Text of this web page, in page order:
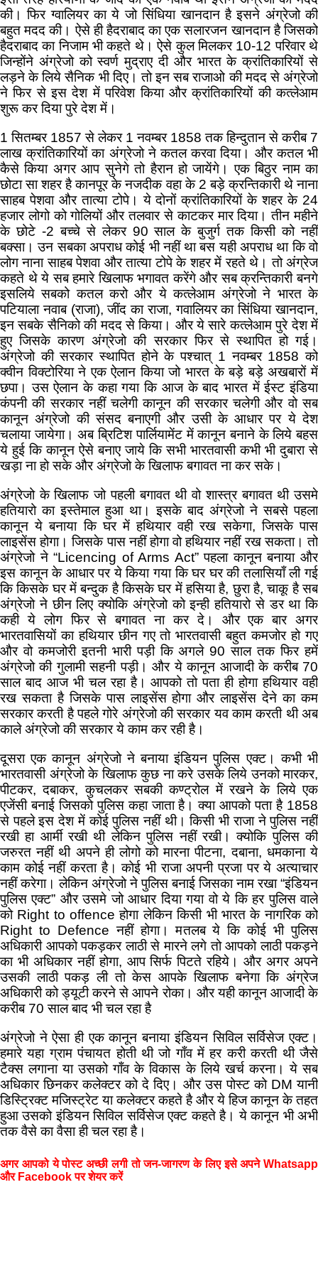
की। फिर ग्वालियर का ये जो सिंधिया खानदान है इसने अंग्रेजो की
बहुत मदद की। ऐसे ही हैदराबाद का एक सलारजन खानदान है जिसको
हैदराबाद का निजाम भी कहते थे। ऐसे कुल मिलकर 10-12 परिवार थे
जिन्होंने अंग्रेजो को स्वर्ण मुद्राए दी और भारत के क्रांतिकारियों से
लड़ने के लिये सैनिक भी दिए। तो इन सब राजाओ की मदद से अंग्रेजो
ने फिर से इस देश में परिवेश किया और क्रांतिकारियों की कत्लेआम
शुरू कर दिया पुरे देश में।
1 सितम्बर 1857 से लेकर 1 नवम्बर 1858 तक हिन्दुतान से करीब 7
लाख क्रांतिकारियों का अंग्रेजो ने कतल करवा दिया। और कतल भी
कैसे किया अगर आप सुनेगे तो हैरान हो जायेंगे। एक बिठुर नाम का
छोटा सा शहर है कानपूर के नजदीक वहा के 2 बड़े क्रन्तिकारी थे नाना
साहब पेशवा और तात्या टोपे। ये दोनों क्रांतिकारियों के शहर के 24
हजार लोगो को गोलियों और तलवार से काटकर मार दिया। तीन महीने
के छोटे -2 बच्चे से लेकर 90 साल के बुजुर्ग तक किसी को नहीं
बक्सा। उन सबका अपराध कोई भी नहीं था बस यही अपराध था कि वो
लोग नाना साहब पेशवा और तात्या टोपे के शहर में रहते थे। तो अंग्रेज
कहते थे ये सब हमारे खिलाफ भगावत करेंगे और सब क्रन्तिकारी बनगे
इसलिये सबको कतल करो और ये कत्लेआम अंग्रेजो ने भारत के
पटियाला नवाब (राजा), जींद का राजा, गवालियर का सिंधिया खानदान,
इन सबके सैनिको की मदद से किया। और ये सारे कत्लेआम पुरे देश में
हुए जिसके कारण अंग्रेजो की सरकार फिर से स्थापित हो गई।
अंग्रेजो की सरकार स्थापित होने के पश्चात् 1 नवम्बर 1858 को
क्वीन विक्टोरिया ने एक ऐलान किया जो भारत के बड़े बड़े अखबारों में
छपा। उस ऐलान के कहा गया कि आज के बाद भारत में ईस्ट इंडिया
कंपनी की सरकार नहीं चलेगी कानून की सरकार चलेगी और वो सब
कानून अंग्रेजो की संसद बनाएगी और उसी के आधार पर ये देश
चलाया जायेगा। अब ब्रिटिश पार्लियामेंट में कानून बनाने के लिये बहस
ये हुई कि कानून ऐसे बनाए जाये कि सभी भारतवासी कभी भी दुबारा से
खड़ा ना हो सके और अंग्रेजो के खिलाफ बगावत ना कर सके।
अंग्रेजो के खिलाफ जो पहली बगावत थी वो शास्त्र बगावत थी उसमे
हतियारो का इस्तेमाल हुआ था। इसके बाद अंग्रेजो ने सबसे पहला
कानून ये बनाया कि घर में हथियार वही रख सकेगा, जिसके पास
लाइसेंस होगा। जिसके पास नहीं होगा वो हथियार नहीं रख सकता। तो
अंग्रेजो ने “Licencing of Arms Act” पहला कानून बनाया और
इस कानून के आधार पर ये किया गया कि घर घर की तलासियाँ ली गई
कि किसके घर में बन्दुक है किसके घर में हसिया है, छुरा है, चाकू है सब
अंग्रेजो ने छीन लिए क्योकि अंग्रेजो को इन्ही हतियारो से डर था कि
कही ये लोग फिर से बगावत ना कर दे। और एक बार अगर
भारतवासियों का हथियार छीन गए तो भारतवासी बहुत कमजोर हो गए
और वो कमजोरी इतनी भारी पड़ी कि अगले 90 साल तक फिर हमें
अंग्रेजो की गुलामी सहनी पड़ी। और ये कानून आजादी के करीब 70
साल बाद आज भी चल रहा है। आपको तो पता ही होगा हथियार वही
रख सकता है जिसके पास लाइसेंस होगा और लाइसेंस देने का कम
सरकार करती है पहले गोरे अंग्रेजो की सरकार यव काम करती थी अब
काले अंग्रेजो की सरकार ये काम कर रही है।
दूसरा एक कानून अंग्रेजो ने बनाया इंडियन पुलिस एक्ट। कभी भी
भारतवासी अंग्रेजो के खिलाफ कुछ ना करे उसके लिये उनको मारकर,
पीटकर, दबाकर, कुचलकर सबकी कण्ट्रोल में रखने के लिये एक
एजेंसी बनाई जिसको पुलिस कहा जाता है। क्या आपको पता है 1858
से पहले इस देश में कोई पुलिस नहीं थी। किसी भी राजा ने पुलिस नहीं
रखी हा आर्मी रखी थी लेकिन पुलिस नहीं रखी। क्योकि पुलिस की
जरुरत नहीं थी अपने ही लोगो को मारना पीटना, दबाना, धमकाना ये
काम कोई नहीं करता है। कोई भी राजा अपनी प्रजा पर ये अत्याचार
नहीं करेगा। लेकिन अंग्रेजो ने पुलिस बनाई जिसका नाम रखा “इंडियन
पुलिस एक्ट” और उसमे जो आधार दिया गया वो ये कि हर पुलिस वाले
को Right to offence होगा लेकिन किसी भी भारत के नागरिक को
Right to Defence नहीं होगा। मतलब ये कि कोई भी पुलिस
अधिकारी आपको पकड़कर लाठी से मारने लगे तो आपको लाठी पकड़ने
का भी अधिकार नहीं होगा, आप सिर्फ पिटते रहिये। और अगर अपने
उसकी लाठी पकड़ ली तो केस आपके खिलाफ बनेगा कि अंग्रेज
अधिकारी को ड्यूटी करने से आपने रोका। और यही कानून आजादी के
करीब 70 साल बाद भी चल रहा है
अंग्रेजो ने ऐसा ही एक कानून बनाया इंडियन सिविल सर्विसेज एक्ट।
हमारे यहा ग्राम पंचायत होती थी जो गाँव में हर करी करती थी जैसे
टैक्स लगाना या उसको गाँव के विकास के लिये खर्च करना। ये सब
अधिकार छिनकर कलेक्टर को दे दिए। और उस पोस्ट को DM यानी
डिस्ट्रिक्ट मजिस्ट्रेट या कलेक्टर कहते है और ये हिज कानून के तहत
हुआ उसको इंडियन सिविल सर्विसेज एक्ट कहते है। ये कानून भी अभी
तक वैसे का वैसा ही चल रहा है।
अगर आपको ये पोस्ट अच्छी लगी तो जन-जागरण के लिए इसे अपने Whatsapp
और Facebook पर शेयर करें